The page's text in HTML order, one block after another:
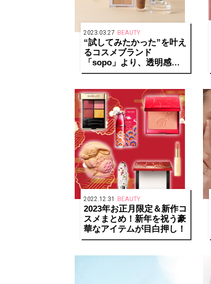
2023.03.27 BEAUTY
“試してみたかった”を叶え
るコスメブランド
「sopo」より、透明感・
ヌーディー・⾎⾊感を引き
2022.12.31 BEAUTY
2023年お正月限定＆新作コ
スメまとめ！新年を祝う豪
華なアイテムが目白押し！